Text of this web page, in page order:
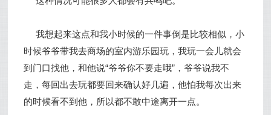
我想起来这点和我小时候的一件事倒是比较相似，小
时候爷爷带我去商场的室内游乐园玩，我玩一会儿就会
到门口找他，和他说“爷爷你不要走哦”，爷爷说我不
走，每回出去玩都要回来确认好几遍，他怕我每次出来
的时候看不到他，所以都不敢中途离开一点。